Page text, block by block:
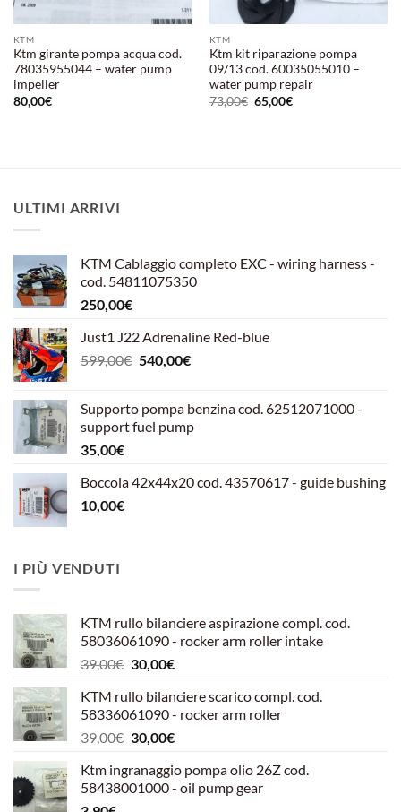
KTM
Ktm girante pompa acqua cod.
78035955044 – water pump
impeller
80,00€
KTM
Ktm kit riparazione pompa
09/13 cod. 60035055010 –
water pump repair
73,00€ Il
prezzo
65,00€Il
ULTIMI ARRIVI
KTM Cablaggio completo EXC - wiring harness -
cod. 54811075350
250,00€
Just1 J22 Adrenaline Red-blue
599,00€ Il
era:
599,00€.
540,00€Il
è:
540,00€.
Supporto pompa benzina cod. 62512071000 -
support fuel pump
35,00€
Boccola 42x44x20 cod. 43570617 - guide bushing
10,00€
I PIÙ VENDUTI
KTM rullo bilanciere aspirazione compl. cod.
58036061090 - rocker arm roller intake
39,00€ Il
originale
era:
39,00€.
30,00€Il
attuale
è:
30,00€.
KTM rullo bilanciere scarico compl. cod.
58336061090 - rocker arm roller
39,00€ Il
originale
era:
30,00€Il
attuale
è:
Ktm ingranaggio pompa olio 26Z cod.
58438001000 - oil pump gear